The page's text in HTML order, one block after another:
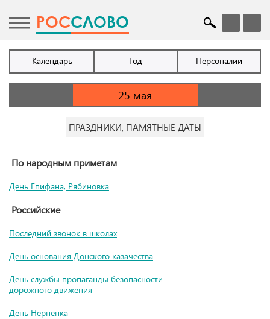
POCСЛОВО
Календарь Год Персоналии
ПРАЗДНИКИ, ПАМЯТНЫЕ ДАТЫ
По народным приметам
День Епифана, Рябиновка
Российские
Последний звонок в школах
День основания Донского казачества
День службы пропаганды безопасности
дорожного движения
День Нерпёнка